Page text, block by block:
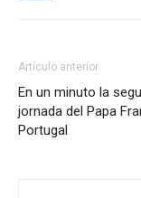
Artículo anterior
En un minuto la
jornada del Papa
Portugal